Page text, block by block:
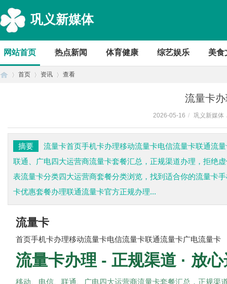
巩义新媒体
网站首页 热点新闻 体育健康 综艺娱乐 美食
首页 资讯 查看
流量卡
2026-05-16 / 巩义新媒体
摘要
流量卡首页手机卡办理移动流量卡电信流量卡联通流
联通、广电四大运营商流量卡套餐汇总，正规渠道办理，拒绝
表流量卡分类四大运营商套餐分类浏览，找到适合你的流量卡
卡优惠套餐办理联通流量卡官方正规办理...
流量卡
首页手机卡办理移动流量卡电信流量卡联通流量卡广电流量卡
流量卡办理 - 正规渠道 · 放
移动、电信、联通、广电四大运营商流量卡套餐汇总，正规